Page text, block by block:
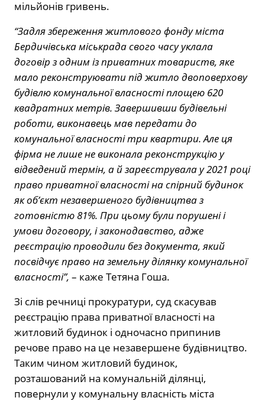
мільйонів гривень.
“Задля збереження житлового фонду міста
Бердичівська міськрада свого часу уклала
договір з одним із приватних товариств, яке
мало реконструювати під житло двоповерхову
будівлю комунальної власності площею 620
квадратних метрів. Завершивши будівельні
роботи, виконавець мав передати до
комунальної власності три квартири. Але ця
фірма не лише не виконала реконструкцію у
відведений термін, а й зареєструвала у 2021 році
право приватної власності на спірний будинок
як об’єкт незавершеного будівництва з
готовністю 81%. При цьому були порушені і
умови договору, і законодавство, адже
реєстрацію проводили без документа, який
посвідчує право на земельну ділянку комунальної
власності”, – каже Тетяна Гоша.
Зі слів речниці прокуратури, суд скасував
реєстрацію права приватної власності на
житловий будинок і одночасно припинив
речове право на це незавершене будівництво.
Таким чином житловий будинок,
розташований на комунальній ділянці,
повернули у комунальну власність міста